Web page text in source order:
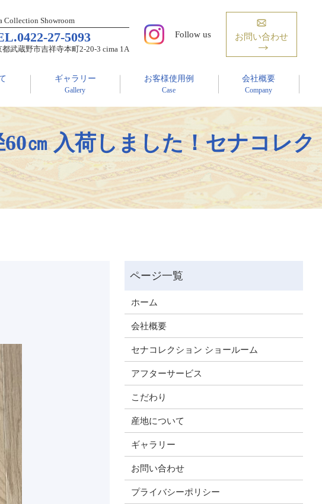
Collection Showroom
0422-27-5093
都武蔵野市吉祥寺本町2-20-3 cima 1A
Follow us お問い合わせ
ギャラリー
Gallery
お客様使用例
Case
会社概要
Company
㎝ 入荷しました！セナコレク
ホーム
会社概要
セナコレクション ショールーム
アフターサービス
こだわり
産地について
ギャラリー
お問い合わせ
プライバシーポリシー